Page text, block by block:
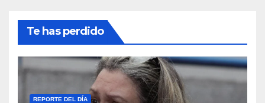
Te has perdido
REPORTE DEL DÍA